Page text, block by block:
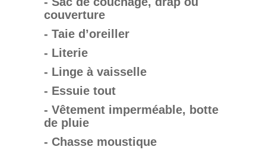
couverture
- Taie d’oreiller
- Literie
- Linge à vaisselle
- Essuie tout
- Vêtement imperméable, botte
de pluie
- Chasse moustique